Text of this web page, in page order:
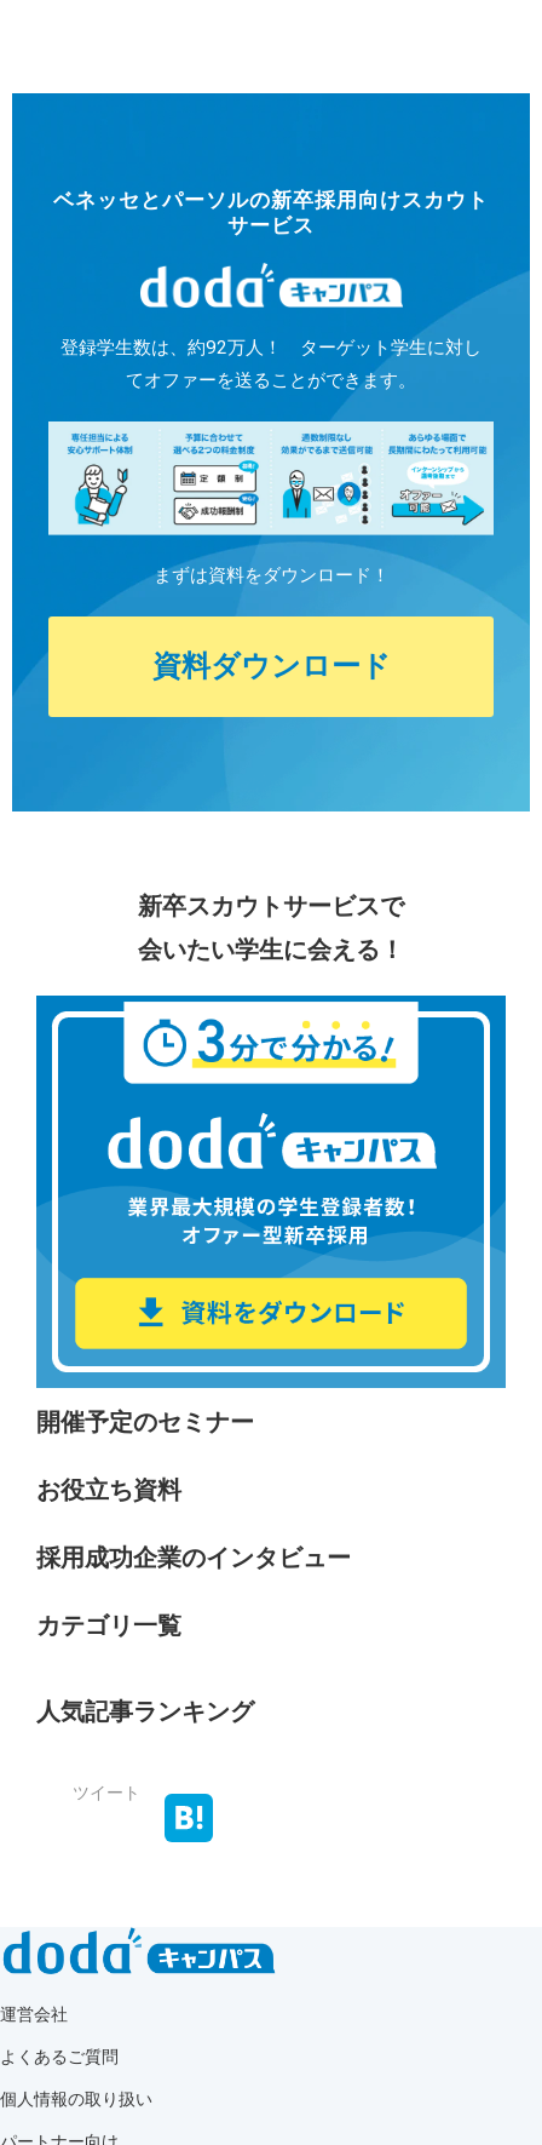
ベネッセとパーソルの新卒採用向けスカウト
サービス
登録学生数は、約92万人！ ターゲット学生に対し
てオファーを送ることができます。
まずは資料をダウンロード！
資料ダウンロード
新卒スカウトサービスで
会いたい学生に会える！
開催予定のセミナー
お役立ち資料
採用成功企業のインタビュー
カテゴリ一覧
人気記事ランキング
ツイート
運営会社
よくあるご質問
個人情報の取り扱い